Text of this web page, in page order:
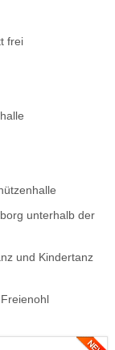
frei
unterhalb der
und Kindertanz